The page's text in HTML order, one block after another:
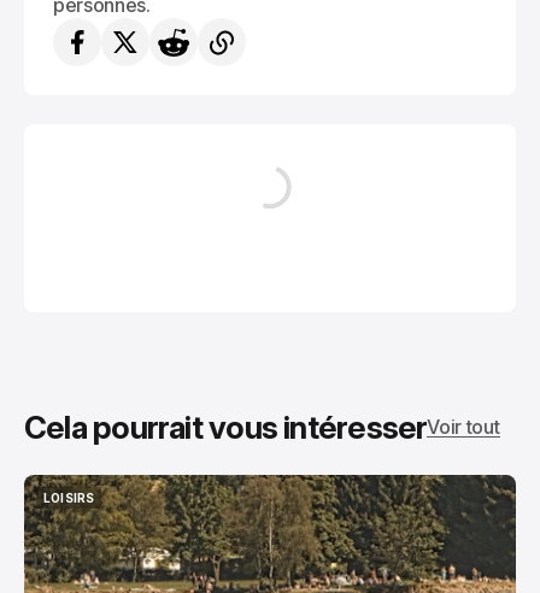
personnes.
Cela pourrait vous intéresserVoir tout
LOISIRS
LOISIRS